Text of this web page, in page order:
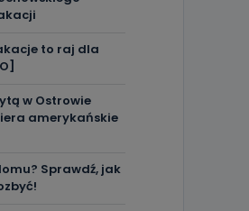
to raj dla
w Ostrowie
amerykańskie
Sprawdź, jak